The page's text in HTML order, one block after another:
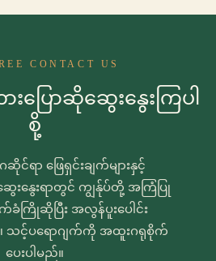
CONTACT US
ပြောဆိုဆွေးနွေးကြပါ
စို့
ဆိုင်ရာ ဖြေရှင်းချက်များနှင့်
းနွေးရာတွင် ကျွန်ုပ်တို့ အကြံပြု
ခံကြိုဆိုပြီး အလွန်ပူးပေါင်း
သင့်ပရောဂျက်ကို အထူးဂရုစိုက်
ပေးပါမည်။